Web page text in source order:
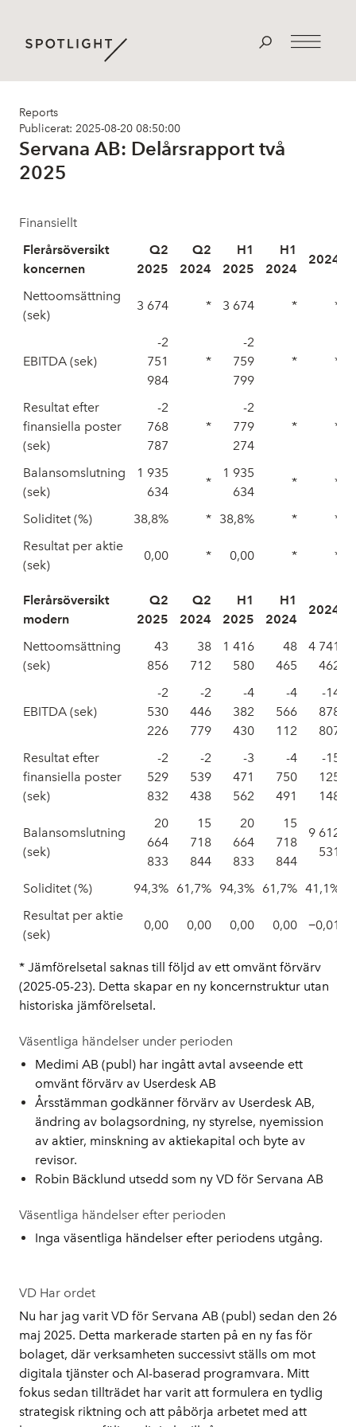
Reports
Publicerat: 2025-08-20 08:50:00
Servana AB: Delårsrapport två
2025
Finansiellt
Flerårsöversikt
koncernen
Q2
2025
Q2
2024
H1
2025
H1
2024
2024
Nettoomsättning
(sek)
3 674 * 3 674 * *
EBITDA (sek)
-2
751
984
*
-2
759
799
* *
Resultat efter
finansiella poster
(sek)
-2
768
787
*
-2
779
274
* *
Balansomslutning
(sek)
1 935
634
*
1 935
634
* *
Soliditet (%) 38,8% * 38,8% *
*
Resultat per aktie
(sek)
0,00 * 0,00 * *
Flerårsöversikt
modern
Q2
2025
Q2
2024
H1
2025
H1
2024
2024
Nettoomsättning
(sek)
43
856
38
712
1 416
580
48
465
4 741
462
EBITDA (sek)
-2
530
226
-2
446
779
-4
382
430
-4
566
112
-14
878
807
Resultat efter
finansiella poster
(sek)
-2
529
832
-2
539
438
-3
471
562
-4
750
491
-15
125
148
Balansomslutning
(sek)
20
664
833
15
718
844
20
664
833
15
718
844
9 612
531
Soliditet (%) 94,3% 61,7% 94,3% 61,7% 41,1%
Resultat per aktie
(sek)
0,00 0,00 0,00 0,00 −0,01
* Jämförelsetal saknas till följd av ett omvänt förvärv
(2025-05-23). Detta skapar en ny koncernstruktur utan
historiska jämförelsetal.
Väsentliga händelser under perioden
Medimi AB (publ) har ingått avtal avseende ett
omvänt förvärv av Userdesk AB
Årsstämman godkänner förvärv av Userdesk AB,
ändring av bolagsordning, ny styrelse, nyemission
av aktier, minskning av aktiekapital och byte av
revisor.
Robin Bäcklund utsedd som ny VD för Servana AB
Väsentliga händelser efter perioden
Inga väsentliga händelser efter periodens utgång.
VD Har ordet
Nu har jag varit VD för Servana AB (publ) sedan den 26
maj 2025. Detta markerade starten på en ny fas för
bolaget, där verksamheten successivt ställs om mot
digitala tjänster och AI-baserad programvara. Mitt
fokus sedan tillträdet har varit att formulera en tydlig
strategisk riktning och att påbörja arbetet med att